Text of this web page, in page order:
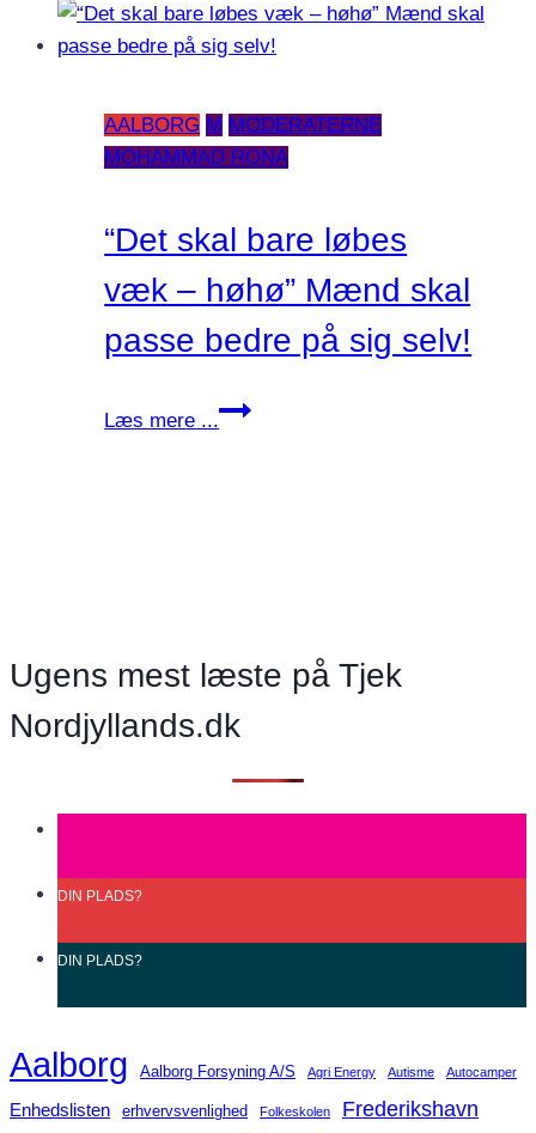
AALBORG M MODERATERNE
MOHAMMAD RONA
“Det skal bare løbes
væk – høhø” Mænd skal
passe bedre på sig selv!
Læs mere ...
“Det
skal
bedre
Ugens mest læste på Tjek
Nordjyllands.dk
DIN PLADS?
DIN PLADS?
Aalborg Aalborg Forsyning A/S Agri Energy Autisme Autocamper
Enhedslisten erhvervsvenlighed Folkeskolen Frederikshavn